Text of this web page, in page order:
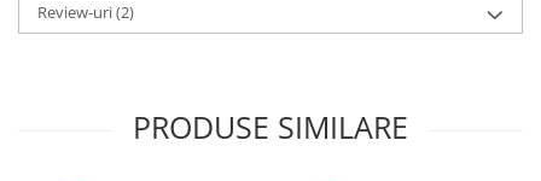
stationare
sisteme de urgenta - acumulator
Review-uri(2)
PRODUSE SIMILARE